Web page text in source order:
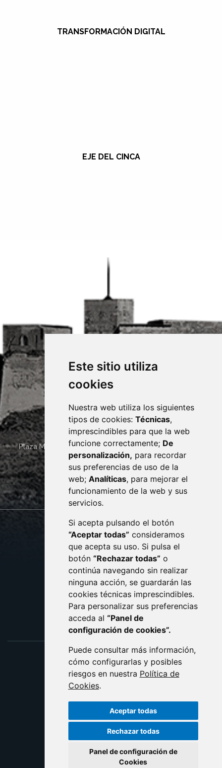
Este sitio utiliza
cookies
Nuestra web utiliza los siguientes
tipos de cookies: Técnicas,
imprescindibles para que la web
funcione correctamente; De
personalización, para recordar
sus preferencias de uso de la
web; Analíticas, para mejorar el
funcionamiento de la web y sus
servicios.
Si acepta pulsando el botón
“Aceptar todas” consideramos
que acepta su uso. Si pulsa el
botón “Rechazar todas” o
continúa navegando sin realizar
ninguna acción, se guardarán las
cookies técnicas imprescindibles.
Para personalizar sus preferencias
acceda al “Panel de
configuración de cookies”.
Puede consultar más información,
cómo configurarlas y posibles
riesgos en nuestra Política de
Cookies.
Aceptar todas
Rechazar todas
Panel de configuración de
Cookies
TRANSFORMACIÓN DIGITAL
EJE DEL CINCA
Plaza Mayor 4 22400 MONZÓN - ARAGÓN (ESPAÑA)
· (34) 974 400 700 ·
sac@monzon.es
monzon.es
CONTACTO
AVISO LEGAL
PROTECCIÓN DE DATOS
POLÍTICA DE COOKIES
ACCESIBILIDAD
ENLACE EXTERNO AL